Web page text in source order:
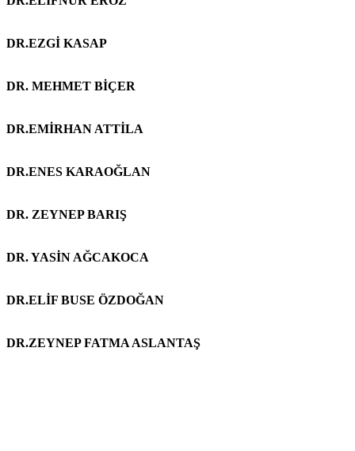
DR.EZGİ KASAP
DR. MEHMET BİÇER
DR.EMİRHAN ATTİLA
DR.ENES KARAOĞLAN
DR. ZEYNEP BARIŞ
DR. YASİN AĞCAKOCA
DR.ELİF BUSE ÖZDOĞAN
DR.ZEYNEP FATMA ASLANTAŞ